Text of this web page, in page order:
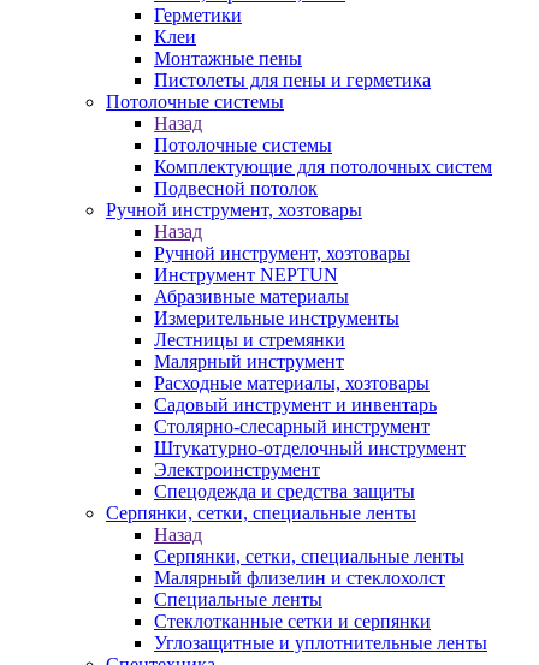
Герметики
Клеи
Монтажные пены
Пистолеты для пены и герметика
Потолочные системы
Назад
Потолочные системы
Комплектующие для потолочных систем
Подвесной потолок
Ручной инструмент, хозтовары
Назад
Ручной инструмент, хозтовары
Инструмент NEPTUN
Абразивные материалы
Измерительные инструменты
Лестницы и стремянки
Малярный инструмент
Расходные материалы, хозтовары
Садовый инструмент и инвентарь
Столярно-слесарный инструмент
Штукатурно-отделочный инструмент
Электроинструмент
Спецодежда и средства защиты
Серпянки, сетки, специальные ленты
Назад
Серпянки, сетки, специальные ленты
Малярный флизелин и стеклохолст
Специальные ленты
Стеклотканные сетки и серпянки
Углозащитные и уплотнительные ленты